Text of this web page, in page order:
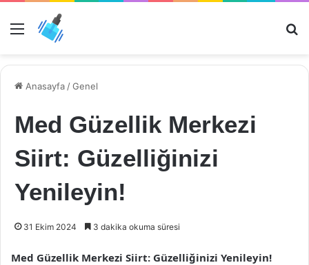
Menü
Anasayfa /Genel
Med Güzellik Merkezi
Siirt: Güzelliğinizi
Yenileyin!
31 Ekim 2024 3 dakika okuma süresi
Med Güzellik Merkezi Siirt: Güzelliğinizi Yenileyin!